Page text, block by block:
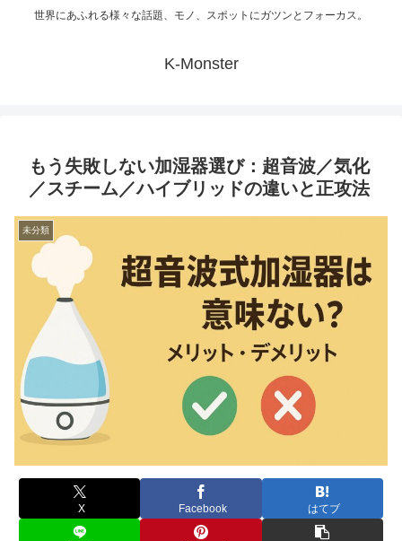
世界にあふれる様々な話題、モノ、スポットにガツンとフォーカス。
K-Monster
もう失敗しない加湿器選び：超音波／気化
／スチーム／ハイブリッドの違いと正攻法
未分類
X Facebook はてブ